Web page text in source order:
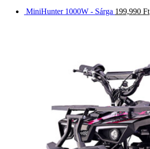
MiniHunter 1000W - Sárga 199,990 Ft